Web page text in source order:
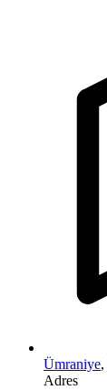
Ümraniye,
Adres